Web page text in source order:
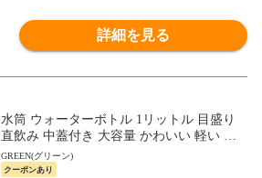
詳細を見る
水筒 ウォーターボトル 1リットル 目盛り
直飲み 中蓋付き 大容量 かわいい 軽い マ
イボトル 動物 アニマル ゴリラ ごリラック
ス ゴリゴリボトル
GREEN(グリーン)
クーポンあり